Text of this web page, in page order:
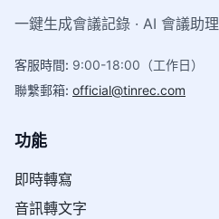
一鍵生成會議記錄 · AI 會議助理
客服時間: 9:00-18:00（工作日）
聯繫郵箱: official@tinrec.com
功能
即時轉寫
音訊轉文字